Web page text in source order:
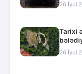
Tarixi